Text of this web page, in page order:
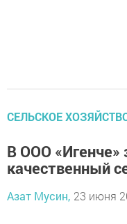
СЕЛЬСКОЕ
В ООО
качественный
Азат Мусин, 23 июня